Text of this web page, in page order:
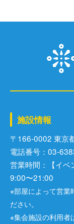
施設情報
〒166-0002 東京
電話番号：03-
営業時間：【イベ
9:00〜21:00
※部屋によって営業
ださい。
※集会施設の利用者